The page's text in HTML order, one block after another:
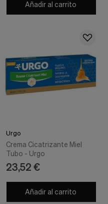
Añadir al carrito
Urgo
Crema Cicatrizante Miel
Tubo - Urgo
23,52 €
Añadir al carrito